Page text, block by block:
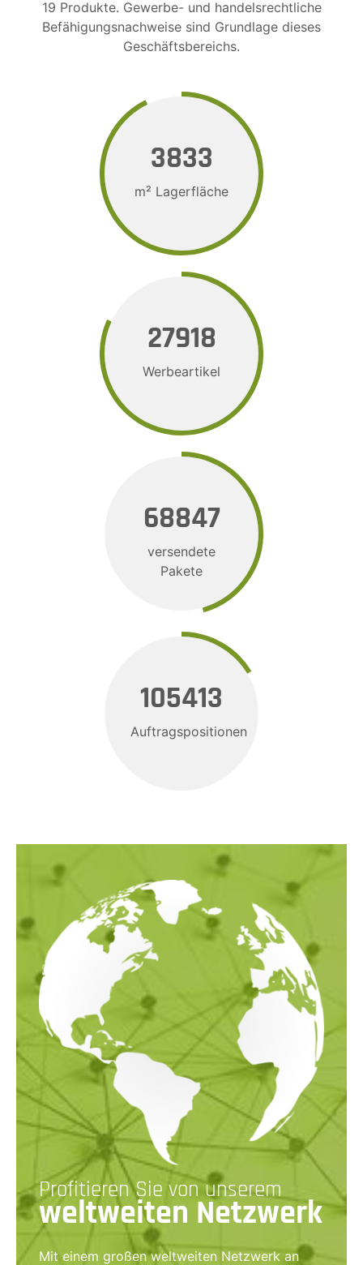
19 Produkte. Gewerbe- und handelsrechtliche
Befähigungsnachweise sind Grundlage dieses
Geschäftsbereichs.
4483
m² Lagerfläche
32650
Werbeartikel
80516
versendete
Pakete
123339
Auftragspositionen
Profitieren Sie von unserem
weltweiten Netzwerk
Mit einem großen weltweiten Netzwerk an